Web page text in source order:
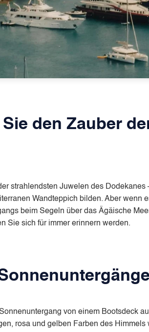
den Zauber
strahlendsten Juwelen des
Wandteppich bilden. Aber wenn
beim Segeln über das Ägäische
Sie sich für immer erinnern werden.
von einem Bootsdeck
rosa und gelben Farben des